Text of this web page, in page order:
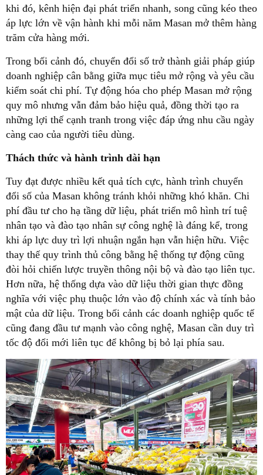
khi đó, kênh hiện đại phát triển nhanh, song cũng kéo theo
áp lực lớn về vận hành khi mỗi năm Masan mở thêm hàng
trăm cửa hàng mới.
Trong bối cảnh đó, chuyển đổi số trở thành giải pháp giúp
doanh nghiệp cân bằng giữa mục tiêu mở rộng và yêu cầu
kiểm soát chi phí. Tự động hóa cho phép Masan mở rộng
quy mô nhưng vẫn đảm bảo hiệu quả, đồng thời tạo ra
những lợi thế cạnh tranh trong việc đáp ứng nhu cầu ngày
càng cao của người tiêu dùng.
Thách thức và hành trình dài hạn
Tuy đạt được nhiều kết quả tích cực, hành trình chuyển
đổi số của Masan không tránh khỏi những khó khăn. Chi
phí đầu tư cho hạ tầng dữ liệu, phát triển mô hình trí tuệ
nhân tạo và đào tạo nhân sự công nghệ là đáng kể, trong
khi áp lực duy trì lợi nhuận ngắn hạn vẫn hiện hữu. Việc
thay thế quy trình thủ công bằng hệ thống tự động cũng
đòi hỏi chiến lược truyền thông nội bộ và đào tạo liên tục.
Hơn nữa, hệ thống dựa vào dữ liệu thời gian thực đồng
nghĩa với việc phụ thuộc lớn vào độ chính xác và tính bảo
mật của dữ liệu. Trong bối cảnh các doanh nghiệp quốc tế
cũng đang đầu tư mạnh vào công nghệ, Masan cần duy trì
tốc độ đổi mới liên tục để không bị bỏ lại phía sau.